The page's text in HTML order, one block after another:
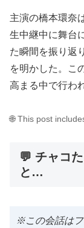
主演の橋本環奈
生中継中に舞台
た瞬間を振り返
を明かした。こ
高まる中で行わ
🌐 This post
💬 チャコ
と…
※この会話は